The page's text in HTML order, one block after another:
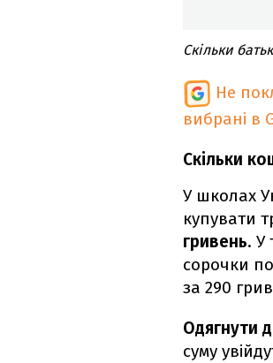
Скільки
Не
вибрані в
Скільки
У школах
купувати
гривень. У
сорочки
за 290
Одягнути
суму